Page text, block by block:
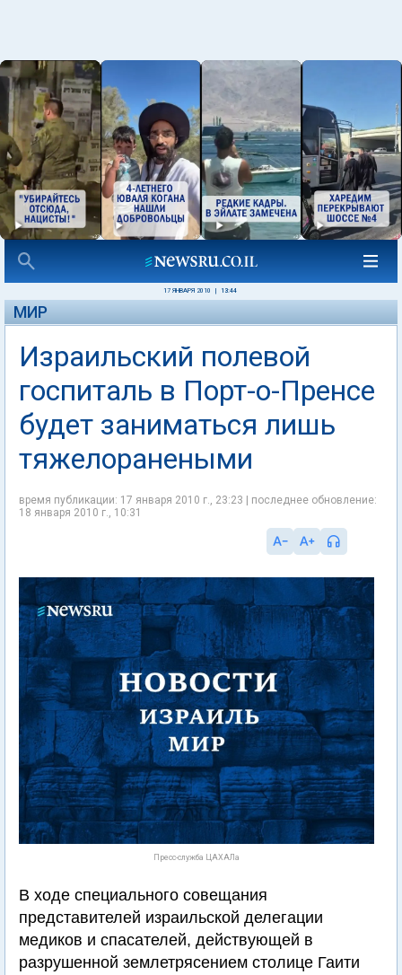
17 ЯНВАРЯ 2010 13:44
МИР
Израильский полевой
госпиталь в Порт-о-Пренсе
будет заниматься лишь
тяжелоранеными
время публикации: 17 января 2010 г., 23:23 | последнее обновление:
18 января 2010 г., 10:31
Пресс-служба ЦАХАЛа
В ходе специального совещания
представителей израильской делегации
медиков и спасателей, действующей в
разрушенной землетрясением столице Гаити